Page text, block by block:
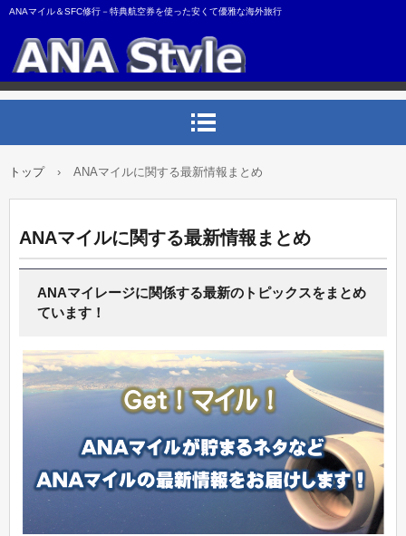
ANAマイル＆SFC修行－特典航空券を使った安くて優雅な海外旅行
トップ › ANAマイルに関する最新情報まとめ
ANAマイルに関する最新情報まとめ
ANAマイレージに関係する最新のトピックスをまとめ
ています！